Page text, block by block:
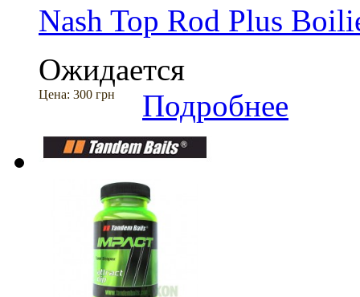
Nash Top Rod Plus
Ожидается
Цена: 300 грн Подробнее